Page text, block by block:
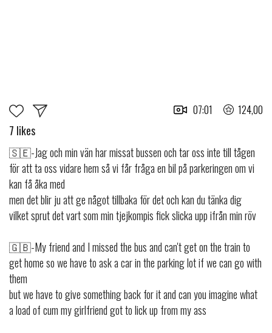
07:01 124,00
7 likes
🇸🇪-Jag och min vän har missat bussen och tar oss inte till tågen
för att ta oss vidare hem så vi får fråga en bil på parkeringen om vi
kan få åka med
men det blir ju att ge något tillbaka för det och kan du tänka dig
vilket sprut det vart som min tjejkompis fick slicka upp ifrån min röv
🇬🇧-My friend and I missed the bus and can't get on the train to
get home so we have to ask a car in the parking lot if we can go with
them
but we have to give something back for it and can you imagine what
a load of cum my girlfriend got to lick up from my ass